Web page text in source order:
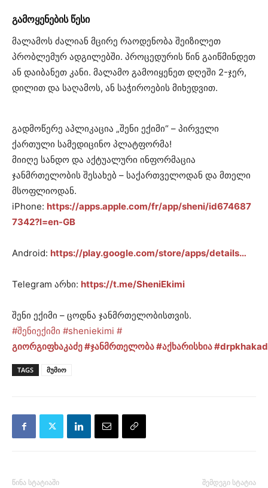
გამოყენების წესი
მალამოს ძალიან მცირე რაოდენობა შეიზილეთ
პრობლემურ ადგილებში. პროცედურის წინ გაიწმინდეთ
ან დაიბანეთ კანი. მალამო გამოიყენეთ დღეში 2-ჯერ,
დილით და საღამოს, ან საჭიროების მიხედვით.
გადმოწერე აპლიკაცია „შენი ექიმი“ – პირველი
ქართული სამედიცინო პლატფორმა!
მიიღე სანდო და აქტუალური ინფორმაცია
ჯანმრთელობის შესახებ – საქართველოდან და მთელი
მსოფლიოდან.
iPhone: https://apps.apple.com/fr/app/sheni/id674687
7342?l=en-GB
Android: https://play.google.com/store/apps/details…
Telegram არხი: https://t.me/SheniEkimi
შენი ექიმი – ცოდნა ჯანმრთელობისთვის.
#შენიექიმი #sheniekimi #
გიორგიფხაკაძე#ჯანმრთელობა#აქხარისხია
TAGS მუმიო
წინა სტატიაში შემდეგი სტატია